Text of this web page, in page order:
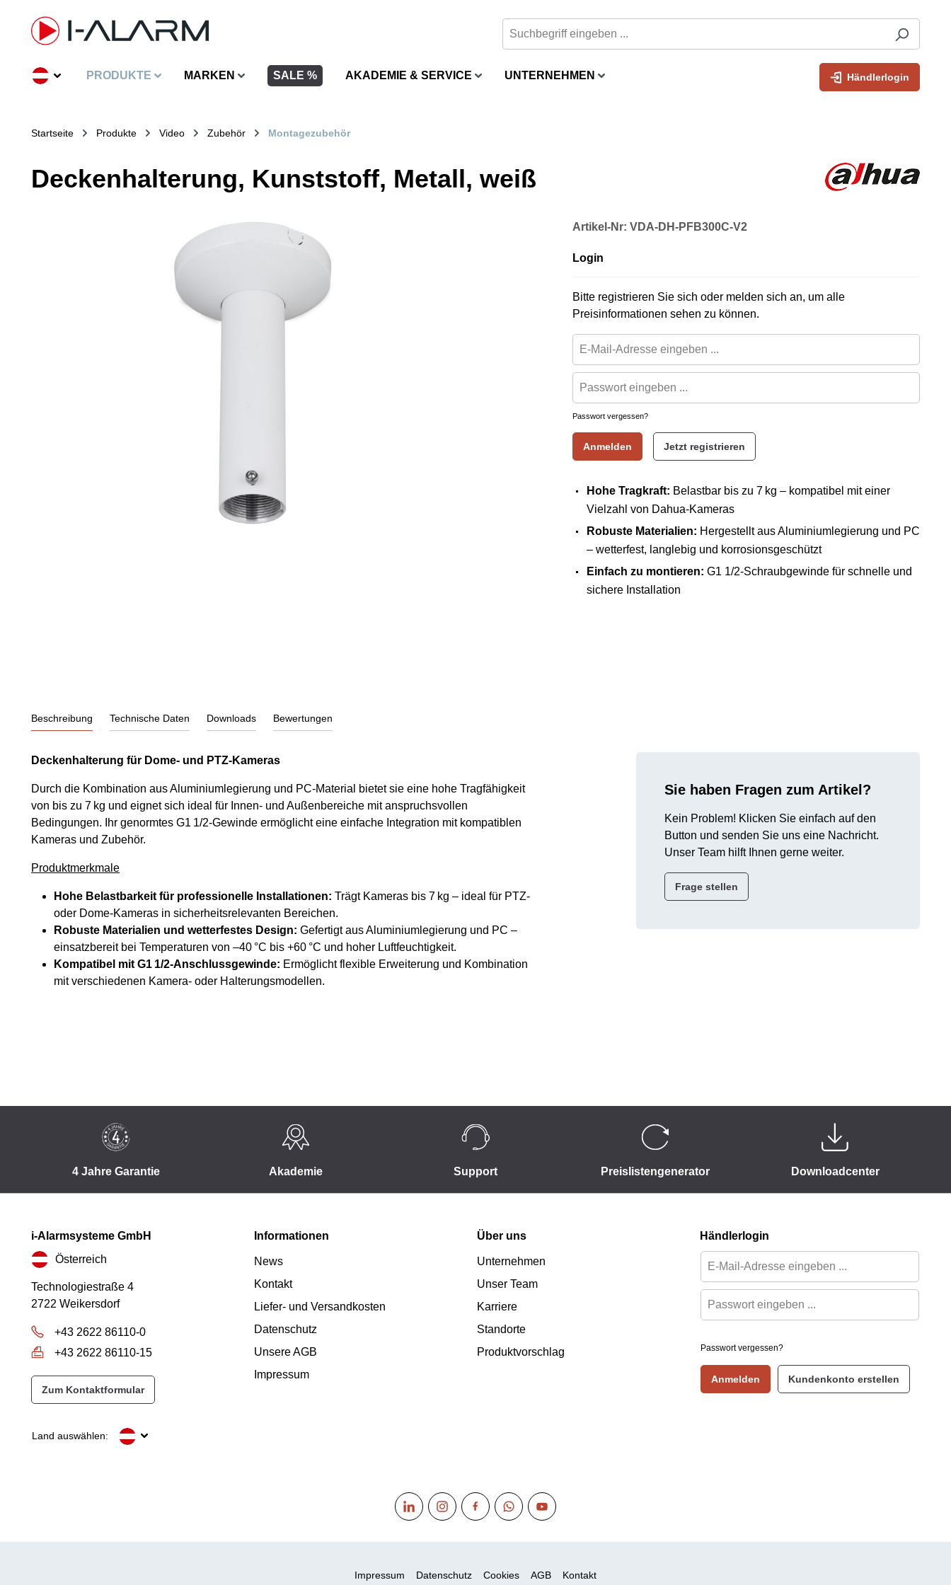
springen
PRODUKTE MARKEN SALE % AKADEMIE & SERVICE UNTERNEHMEN Händlerlogin
Startseite Produkte Video Zubehör Montagezubehör
Deckenhalterung, Kunststoff, Metall, weiß
Artikel-Nr: VDA-DH-PFB300C-V2
Login
Bitte registrieren Sie sich oder melden sich an, um alle
Preisinformationen sehen zu können.
Passwort vergessen?
Anmelden Jetzt registrieren
Hohe Tragkraft: Belastbar bis zu 7 kg – kompatibel mit einer
Vielzahl von Dahua-Kameras
Robuste Materialien: Hergestellt aus Aluminiumlegierung und PC
– wetterfest, langlebig und korrosionsgeschützt
Einfach zu montieren: G1 1/2-Schraubgewinde für schnelle und
sichere Installation
Beschreibung Technische Daten Downloads Bewertungen
Deckenhalterung für Dome- und PTZ-Kameras
Durch die Kombination aus Aluminiumlegierung und PC-Material bietet sie eine hohe Tragfähigkeit
von bis zu 7 kg und eignet sich ideal für Innen- und Außenbereiche mit anspruchsvollen
Bedingungen. Ihr genormtes G1 1/2-Gewinde ermöglicht eine einfache Integration mit kompatiblen
Kameras und Zubehör.
Produktmerkmale
Hohe Belastbarkeit für professionelle Installationen: Trägt Kameras bis 7 kg – ideal für PTZ-
oder Dome-Kameras in sicherheitsrelevanten Bereichen.
Robuste Materialien und wetterfestes Design: Gefertigt aus Aluminiumlegierung und PC –
einsatzbereit bei Temperaturen von –40 °C bis +60 °C und hoher Luftfeuchtigkeit.
Kompatibel mit G1 1/2-Anschlussgewinde: Ermöglicht flexible Erweiterung und Kombination
mit verschiedenen Kamera- oder Halterungsmodellen.
Sie haben Fragen zum Artikel?
Kein Problem! Klicken Sie einfach auf den
Button und senden Sie uns eine Nachricht.
Unser Team hilft Ihnen gerne weiter.
Frage stellen
4 Jahre Garantie Akademie Support Preislistengenerator Downloadcenter
i-Alarmsysteme GmbH
Österreich
Technologiestraße 4
2722 Weikersdorf
+43 2622 86110-0
+43 2622 86110-15
Zum Kontaktformular
Land auswählen:
Informationen
News
Kontakt
Liefer- und Versandkosten
Datenschutz
Unsere AGB
Impressum
Über uns
Unternehmen
Unser Team
Karriere
Standorte
Produktvorschlag
Händlerlogin
Passwort vergessen?
Anmelden Kundenkonto erstellen
Impressum Datenschutz Cookies AGB Kontakt